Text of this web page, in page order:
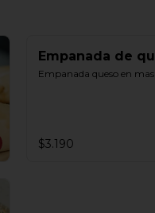
Empanada de
Empanada queso en
$3.190